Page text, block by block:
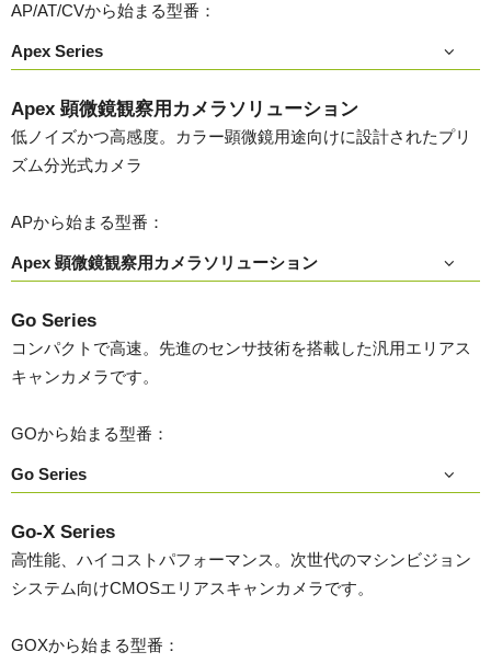
AP/AT/CVから始まる型番：
Apex Series
Apex 顕微鏡観察用カメラソリューション
低ノイズかつ高感度。カラー顕微鏡用途向けに設計されたプリ
ズム分光式カメラ
APから始まる型番：
Apex 顕微鏡観察用カメラソリューション
Go Series
コンパクトで高速。先進のセンサ技術を搭載した汎用エリアス
キャンカメラです。
GOから始まる型番：
Go Series
Go-X Series
高性能、ハイコストパフォーマンス。次世代のマシンビジョン
システム向けCMOSエリアスキャンカメラです。
GOXから始まる型番：